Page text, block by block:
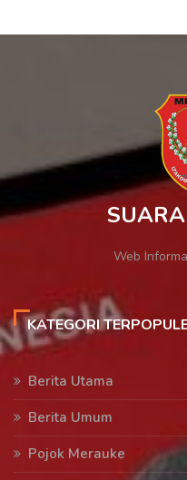
Web
KATEGORI
Berita Utama
Berita Umum
Pojok Merauke